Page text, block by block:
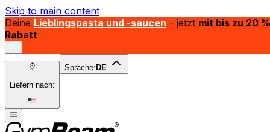
Skip to main content
Deine Lieblingspasta und -saucen - jetzt mit bis zu 20 %
Rabatt
Liefern nach:
Sprache: DE